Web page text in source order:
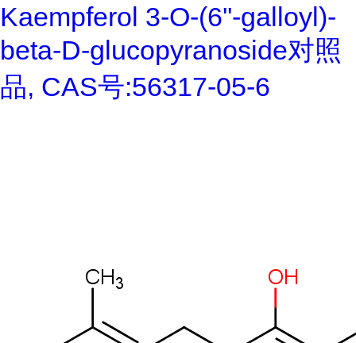
Kaempferol 3-O-(6''-galloyl)-
beta-D-glucopyranoside对照
品, CAS号:56317-05-6